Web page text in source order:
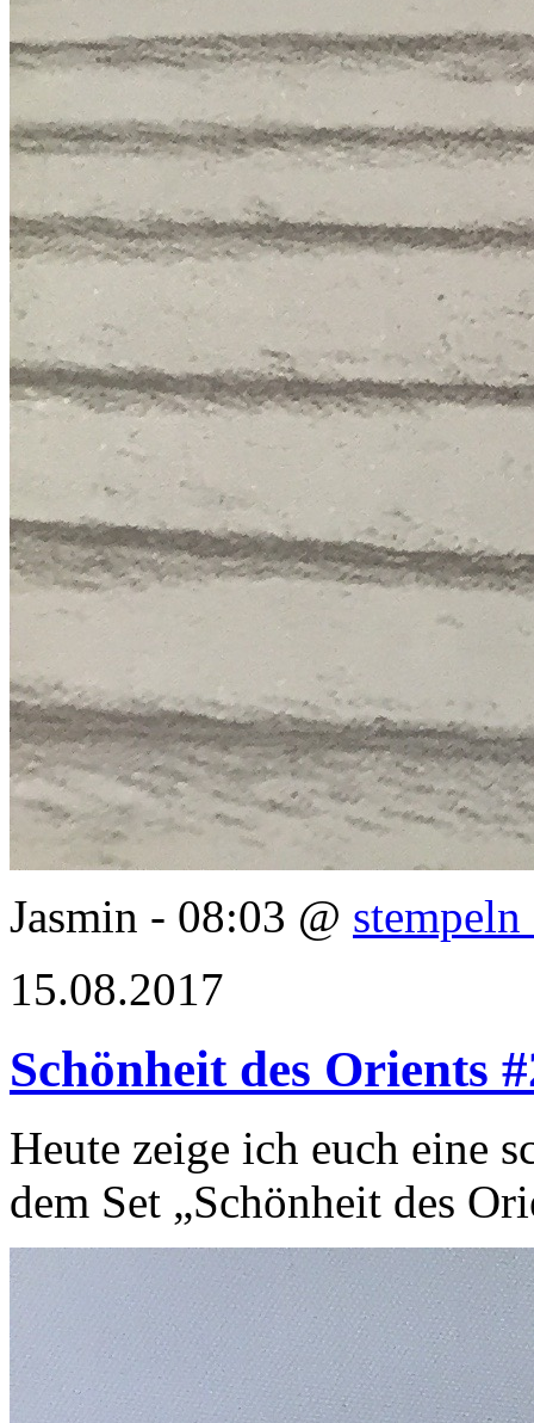
Jasmin - 08:03 @
15.08.2017
Schönheit des Orients
Heute zeige ich euch eine
dem Set „Schönheit des